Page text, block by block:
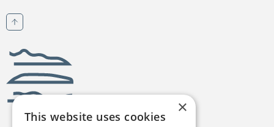
Scroll til toppen
Birgejupmi
×
This website uses cookies